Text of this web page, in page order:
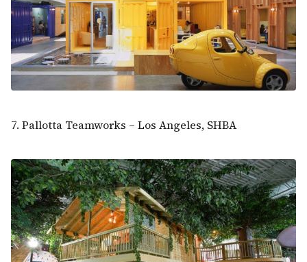
7. Pallotta Teamworks – Los Angeles, SHBA